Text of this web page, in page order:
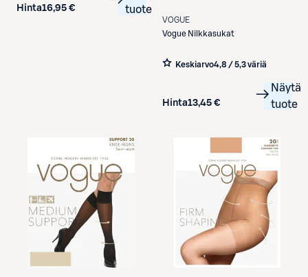
Hinta16,95 €
tuote
VOGUE
Vogue Nilkkasukat
Keskiarvo4,8 / 5,3 väriä
Hinta13,45 €
Näytä
tuote